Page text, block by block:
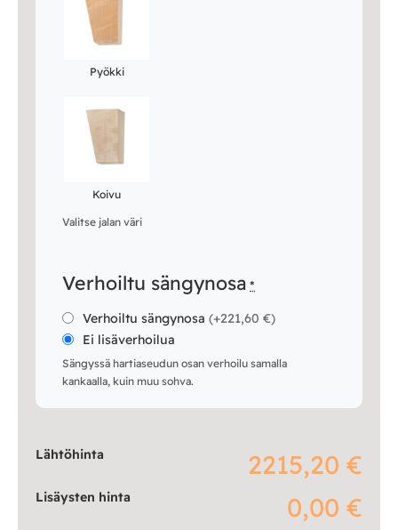
Pyökki
Koivu
Valitse jalan väri
Verhoiltu sängynosa *
Verhoiltu sängynosa (+221,60 €)
Ei lisäverhoilua
Sängyssä hartiaseudun osan verhoilu samalla
kankaalla, kuin muu sohva.
Lähtöhinta 2215,20 €
Lisäysten hinta 0,00 €